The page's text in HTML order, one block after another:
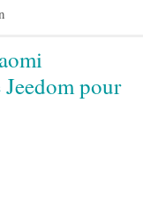
pour